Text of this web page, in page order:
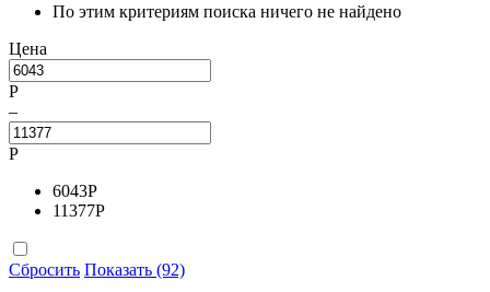
По этим критериям поиска ничего не найдено
Цена
Р
–
Р
6043Р
11377Р
Сбросить Показать (92)